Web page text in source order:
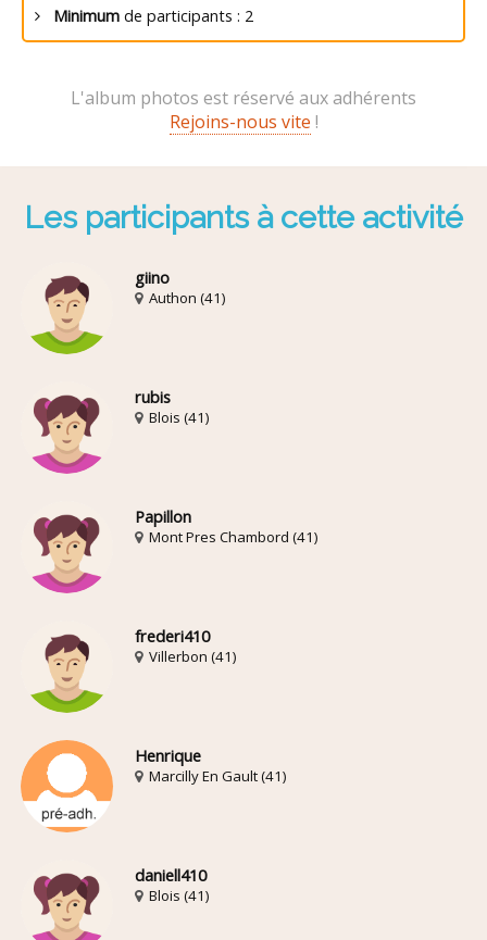
Minimum de participants : 2
L'album photos est réservé aux adhérents
Rejoins-nous vite !
Les participants à cette activité
giino
Authon (41)
rubis
Blois (41)
Papillon
Mont Pres Chambord (41)
frederi410
Villerbon (41)
Henrique
Marcilly En Gault (41)
daniell410
Blois (41)